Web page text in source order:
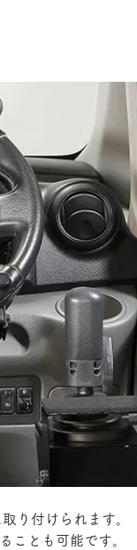
り付けられます。
ことも可能です。